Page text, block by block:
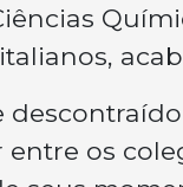
os